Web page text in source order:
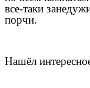
все-таки
порчи.
Нашёл